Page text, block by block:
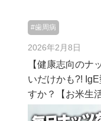
#歯周病
2026年2月8日
【健康志向のナ
いだけかも?!
すか？【お米生活